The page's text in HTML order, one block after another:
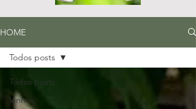
HOME
Todos posts
Vinhos
Todos posts